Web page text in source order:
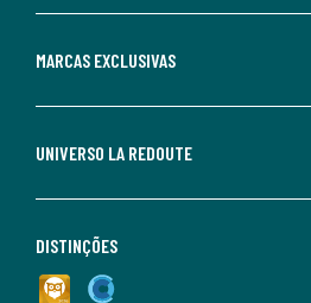
MARCAS EXCLUSIVAS
UNIVERSO LA REDOUTE
DISTINÇÕES